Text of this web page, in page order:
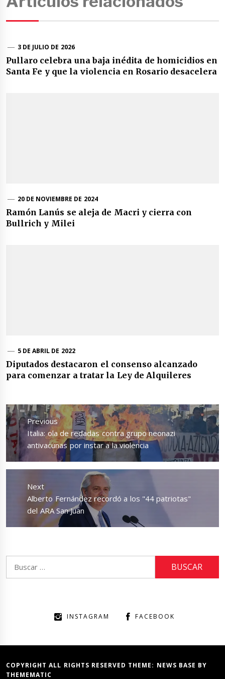
3 DE JULIO DE 2026
Pullaro celebra una baja inédita de homicidios en
Santa Fe y que la violencia en Rosario desacelera
20 DE NOVIEMBRE DE 2024
Ramón Lanús se aleja de Macri y cierra con
Bullrich y Milei
5 DE ABRIL DE 2022
Diputados destacaron el consenso alcanzado
para comenzar a tratar la Ley de Alquileres
Navegación
de
entradas
Previous
Previous
post:
Italia: ola de redadas contra grupo neonazi
antivacunas por instar a la violencia
Next
Next
post:
Alberto Fernández recordó a los "44 patriotas"
del ARA San Juan
INSTAGRAM FACEBOOK
COPYRIGHT ALL RIGHTS RESERVED THEME: NEWS BASE BY
THEMEMATIC